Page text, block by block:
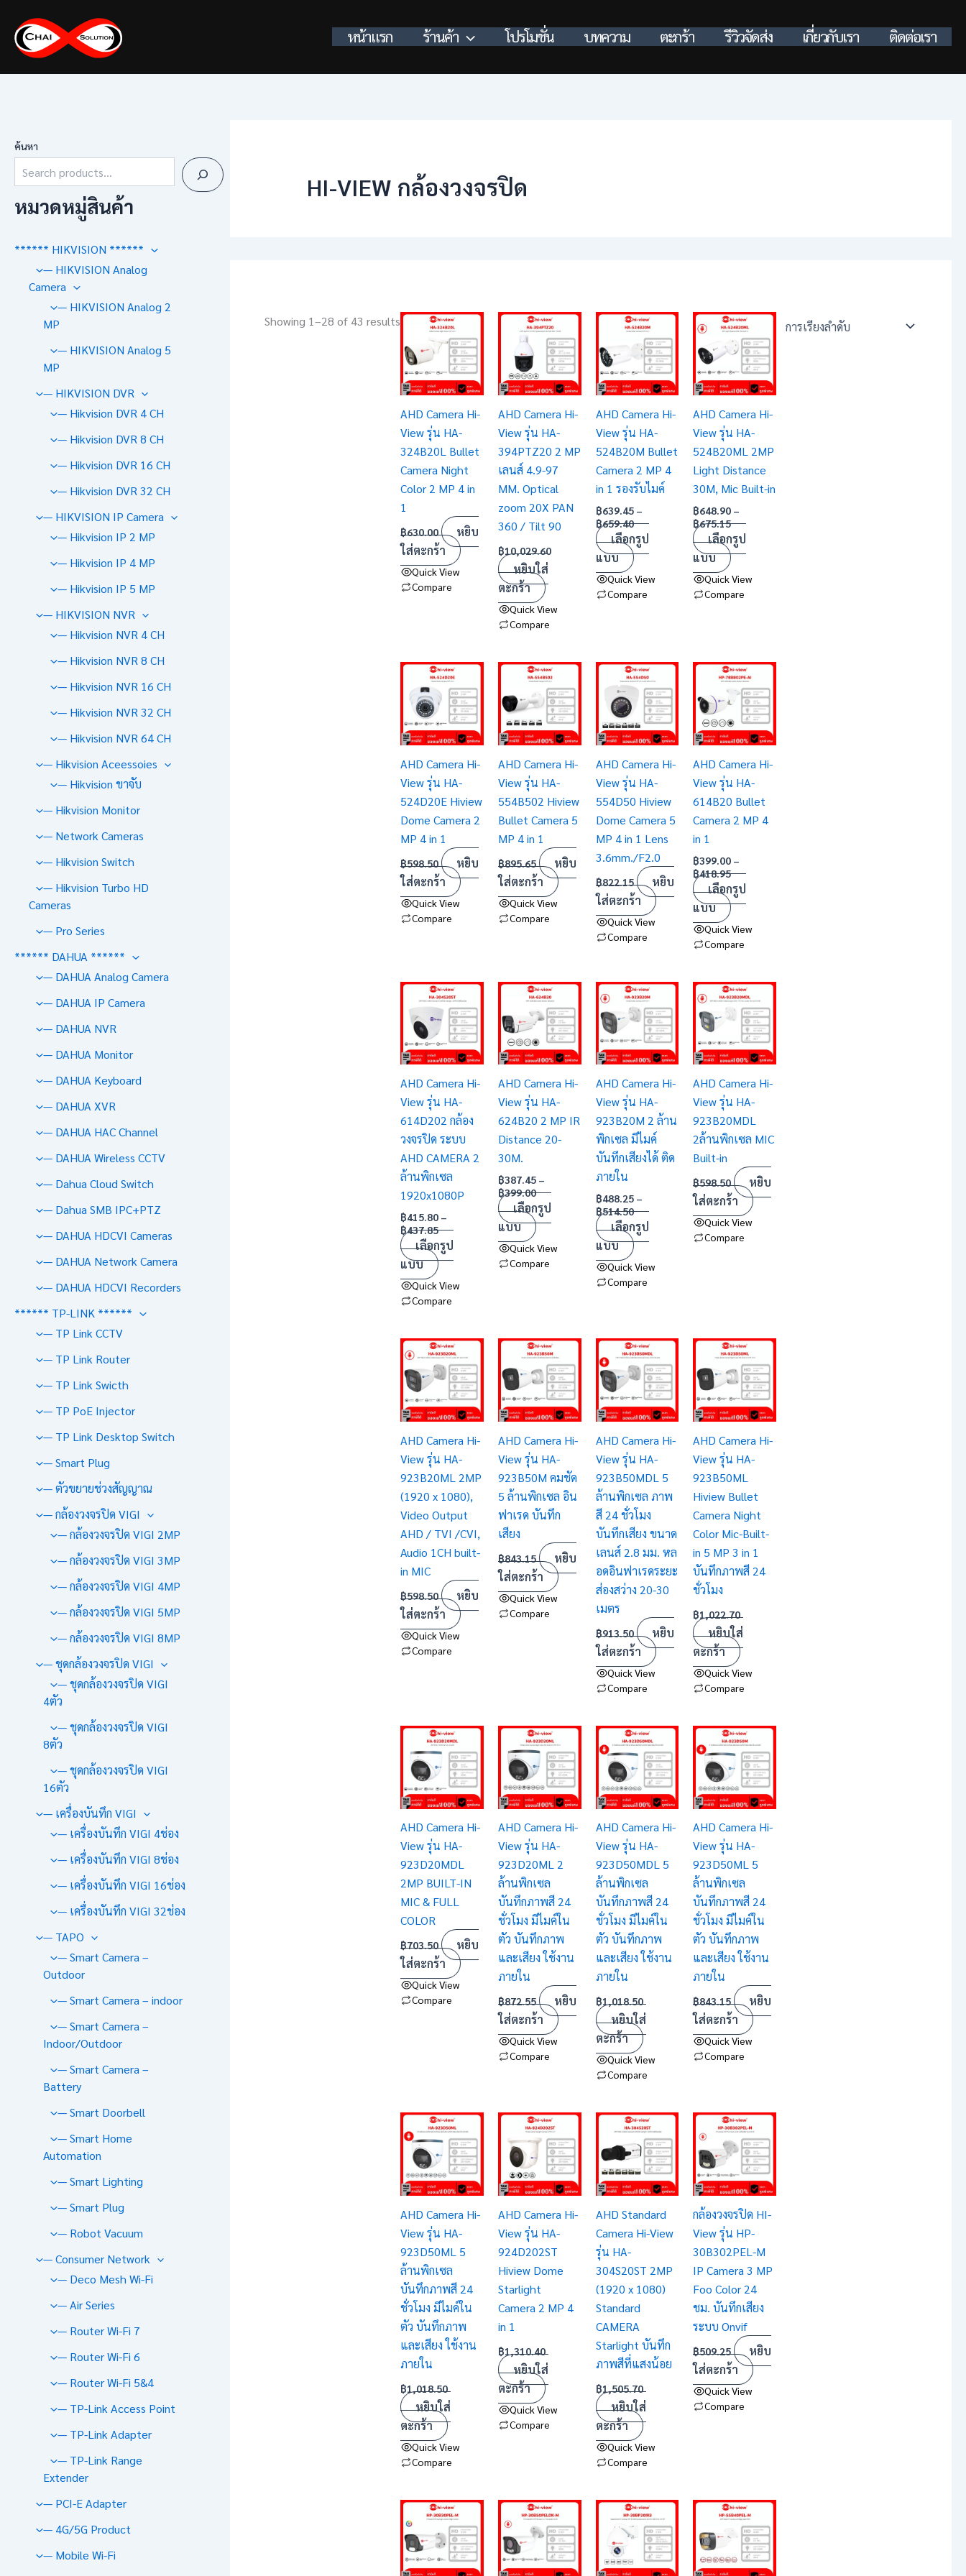
content
หน้าแรก ร้านค้า โปรโมชั่น บทความ ตะกร้า รีวิวจัดส่ง เกี่ยวกับเรา ติดต่อเรา
ค้นหา
หมวดหมู่สินค้า
****** HIKVISION ******
— HIKVISION Analog
Camera
— HIKVISION Analog 2
MP
— HIKVISION Analog 5
MP
— HIKVISION DVR
— Hikvision DVR 4 CH
— Hikvision DVR 8 CH
— Hikvision DVR 16 CH
— Hikvision DVR 32 CH
— HIKVISION IP Camera
— Hikvision IP 2 MP
— Hikvision IP 4 MP
— Hikvision IP 5 MP
— HIKVISION NVR
— Hikvision NVR 4 CH
— Hikvision NVR 8 CH
— Hikvision NVR 16 CH
— Hikvision NVR 32 CH
— Hikvision NVR 64 CH
— Hikvision Aceessoies
— Hikvision ขาจับ
— Hikvision Monitor
— Network Cameras
— Hikvision Switch
— Hikvision Turbo HD
Cameras
— Pro Series
****** DAHUA ******
— DAHUA Analog Camera
— DAHUA IP Camera
— DAHUA NVR
— DAHUA Monitor
— DAHUA Keyboard
— DAHUA XVR
— DAHUA HAC Channel
— DAHUA Wireless CCTV
— Dahua Cloud Switch
— Dahua SMB IPC+PTZ
— DAHUA HDCVI Cameras
— DAHUA Network Camera
— DAHUA HDCVI Recorders
****** TP-LINK ******
— TP Link CCTV
— TP Link Router
— TP Link Swicth
— TP PoE Injector
— TP Link Desktop Switch
— Smart Plug
— ตัวขยายช่วงสัญญาณ
— กล้องวงจรปิด VIGI
— กล้องวงจรปิด VIGI 2MP
— กล้องวงจรปิด VIGI 3MP
— กล้องวงจรปิด VIGI 4MP
— กล้องวงจรปิด VIGI 5MP
— กล้องวงจรปิด VIGI 8MP
— ชุดกล้องวงจรปิด VIGI
— ชุดกล้องวงจรปิด VIGI
4ตัว
— ชุดกล้องวงจรปิด VIGI
8ตัว
— ชุดกล้องวงจรปิด VIGI
16ตัว
— เครื่องบันทึก VIGI
— เครื่องบันทึก VIGI 4ช่อง
— เครื่องบันทึก VIGI 8ช่อง
— เครื่องบันทึก VIGI 16ช่อง
— เครื่องบันทึก VIGI 32ช่อง
— TAPO
— Smart Camera –
Outdoor
— Smart Camera – indoor
— Smart Camera –
Indoor/Outdoor
— Smart Camera –
Battery
— Smart Doorbell
— Smart Home
Automation
— Smart Lighting
— Smart Plug
— Robot Vacuum
— Consumer Network
— Deco Mesh Wi-Fi
— Air Series
— Router Wi-Fi 7
— Router Wi-Fi 6
— Router Wi-Fi 5&4
— TP-Link Access Point
— TP-Link Adapter
— TP-Link Range
Extender
— PCI-E Adapter
— 4G/5G Product
— Mobile Wi-Fi
HI-VIEW กล้องวงจรปิด
Showing 1–28 of 43 results
AHD Camera Hi-
View รุ่น HA-
324B20L Bullet
Camera Night
Color 2 MP 4 in
1
฿630.00
หยิบ
ใส่ตะกร้า
Quick View
Compare
AHD Camera Hi-
View รุ่น HA-
394PTZ20 2 MP
เลนส์ 4.9-97
MM. Optical
zoom 20X PAN
360 / Tilt 90
฿10,029.60
หยิบใส่
ตะกร้า
Quick View
Compare
AHD Camera Hi-
View รุ่น HA-
524B20M Bullet
Camera 2 MP 4
in 1 รองรับไมค์
฿639.45 –
฿659.40
Price
range:
฿639.45
through
฿659.40
เลือกรูป
แบบ
Quick View
Compare
This
has
multiple
variants.
The
options
may
be
chosen
on
the
product
page
AHD Camera Hi-
View รุ่น HA-
524B20ML 2MP
Light Distance
30M, Mic Built-in
฿648.90 –
฿675.15
Price
range:
฿648.90
through
฿675.15
เลือกรูป
แบบ
Quick View
Compare
This
product
has
multiple
variants.
The
options
may
be
chosen
on
the
product
page
AHD Camera Hi-
View รุ่น HA-
524D20E Hiview
Dome Camera 2
MP 4 in 1
฿598.50
หยิบ
ใส่ตะกร้า
Quick View
Compare
AHD Camera Hi-
View รุ่น HA-
554B502 Hiview
Bullet Camera 5
MP 4 in 1
฿895.65
หยิบ
ใส่ตะกร้า
Quick View
Compare
AHD Camera Hi-
View รุ่น HA-
554D50 Hiview
Dome Camera 5
MP 4 in 1 Lens
3.6mm./F2.0
฿822.15
หยิบ
ใส่ตะกร้า
Quick View
Compare
AHD Camera Hi-
View รุ่น HA-
614B20 Bullet
Camera 2 MP 4
in 1
฿399.00 –
฿418.95
Price
range:
฿399.00
through
฿418.95
เลือกรูป
แบบ
Quick View
Compare
This
product
has
multiple
variants.
The
options
may
be
chosen
on
the
product
page
AHD Camera Hi-
View รุ่น HA-
614D202 กล้อง
วงจรปิด ระบบ
AHD CAMERA 2
ล้านพิกเซล
1920x1080P
฿415.80 –
฿437.85
Price
range:
฿415.80
through
฿437.85
เลือกรูป
แบบ
Quick View
Compare
This
product
has
multiple
variants.
The
options
may
be
chosen
on
the
product
page
AHD Camera Hi-
View รุ่น HA-
624B20 2 MP IR
Distance 20-
30M.
฿387.45 –
฿399.00
Price
range:
฿387.45
through
฿399.00
เลือกรูป
แบบ
Quick View
Compare
This
product
has
multiple
variants.
The
options
may
be
chosen
on
the
product
page
AHD Camera Hi-
View รุ่น HA-
923B20M 2 ล้าน
พิกเซล มีไมค์
บันทึกเสียงได้ ติด
ภายใน
฿488.25 –
฿514.50
Price
range:
฿488.25
through
฿514.50
เลือกรูป
แบบ
Quick View
Compare
This
product
has
multiple
variants.
The
options
may
be
chosen
on
the
product
page
AHD Camera Hi-
View รุ่น HA-
923B20MDL
2ล้านพิกเซล MIC
Built-in
฿598.50
หยิบ
ใส่ตะกร้า
Quick View
Compare
AHD Camera Hi-
View รุ่น HA-
923B20ML 2MP
(1920 x 1080),
Video Output
AHD / TVI /CVI,
Audio 1CH built-
in MIC
฿598.50
หยิบ
ใส่ตะกร้า
Quick View
Compare
AHD Camera Hi-
View รุ่น HA-
923B50M คมชัด
5 ล้านพิกเซล อิน
ฟาเรด บันทึก
เสียง
฿843.15
หยิบ
ใส่ตะกร้า
Quick View
Compare
AHD Camera Hi-
View รุ่น HA-
923B50MDL 5
ล้านพิกเซล ภาพ
สี 24 ชั่วโมง
บันทึกเสียง ขนาด
เลนส์ 2.8 มม. หล
อดอินฟาเรดระยะ
ส่องสว่าง 20-30
เมตร
฿913.50
หยิบ
ใส่ตะกร้า
Quick View
Compare
AHD Camera Hi-
View รุ่น HA-
923B50ML
Hiview Bullet
Camera Night
Color Mic-Built-
in 5 MP 3 in 1
บันทึกภาพสี 24
ชั่วโมง
฿1,022.70
หยิบใส่
ตะกร้า
Quick View
Compare
AHD Camera Hi-
View รุ่น HA-
923D20MDL
2MP BUILT-IN
MIC & FULL
COLOR
฿703.50
หยิบ
ใส่ตะกร้า
Quick View
Compare
AHD Camera Hi-
View รุ่น HA-
923D20ML 2
ล้านพิกเซล
บันทึกภาพสี 24
ชั่วโมง มีไมค์ใน
ตัว บันทึกภาพ
และเสียง ใช้งาน
ภายใน
฿872.55
หยิบ
ใส่ตะกร้า
Quick View
Compare
AHD Camera Hi-
View รุ่น HA-
923D50MDL 5
ล้านพิกเซล
บันทึกภาพสี 24
ชั่วโมง มีไมค์ใน
ตัว บันทึกภาพ
และเสียง ใช้งาน
ภายใน
฿1,018.50
หยิบใส่
ตะกร้า
Quick View
Compare
AHD Camera Hi-
View รุ่น HA-
923D50ML 5
ล้านพิกเซล
บันทึกภาพสี 24
ชั่วโมง มีไมค์ใน
ตัว บันทึกภาพ
และเสียง ใช้งาน
ภายใน
฿843.15
หยิบ
ใส่ตะกร้า
Quick View
Compare
AHD Camera Hi-
View รุ่น HA-
923D50ML 5
ล้านพิกเซล
บันทึกภาพสี 24
ชั่วโมง มีไมค์ใน
ตัว บันทึกภาพ
และเสียง ใช้งาน
ภายใน
฿1,018.50
หยิบใส่
ตะกร้า
Quick View
Compare
AHD Camera Hi-
View รุ่น HA-
924D202ST
Hiview Dome
Starlight
Camera 2 MP 4
in 1
฿1,310.40
หยิบใส่
ตะกร้า
Quick View
Compare
AHD Standard
Camera Hi-View
รุ่น HA-
304S20ST 2MP
(1920 x 1080)
Standard
CAMERA
Starlight บันทึก
ภาพสีที่แสงน้อย
฿1,505.70
หยิบใส่
ตะกร้า
Quick View
Compare
กล้องวงจรปิด HI-
View รุ่น HP-
30B302PEL-M
IP Camera 3 MP
Foo Color 24
ชม. บันทึกเสียง
ระบบ Onvif
฿509.25
หยิบ
ใส่ตะกร้า
Quick View
Compare
Price
range:
฿738.15
through
฿761.24
This
product
has
multiple